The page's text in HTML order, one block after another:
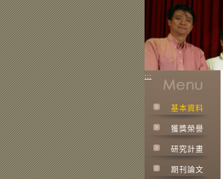
:::
基本資料
獲獎榮譽
研究計畫
期刊論文